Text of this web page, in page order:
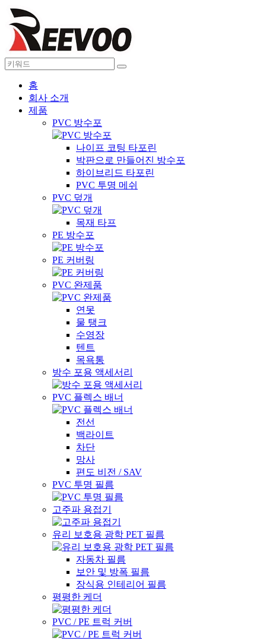
홈
회사 소개
제품
PVC 방수포
나이프 코팅 타포린
박판으로 만들어진 방수포
하이브리드 타포린
PVC 투명 메쉬
PVC 덮개
목재 타프
PE 방수포
PE 커버링
PVC 완제품
연못
물 탱크
수영장
텐트
목욕통
방수 포용 액세서리
PVC 플렉스 배너
전선
백라이트
차단
망사
편도 비전 / SAV
PVC 투명 필름
고주파 용접기
유리 보호용 광학 PET 필름
자동차 필름
보안 및 방폭 필름
장식용 인테리어 필름
평평한 케더
PVC / PE 트럭 커버